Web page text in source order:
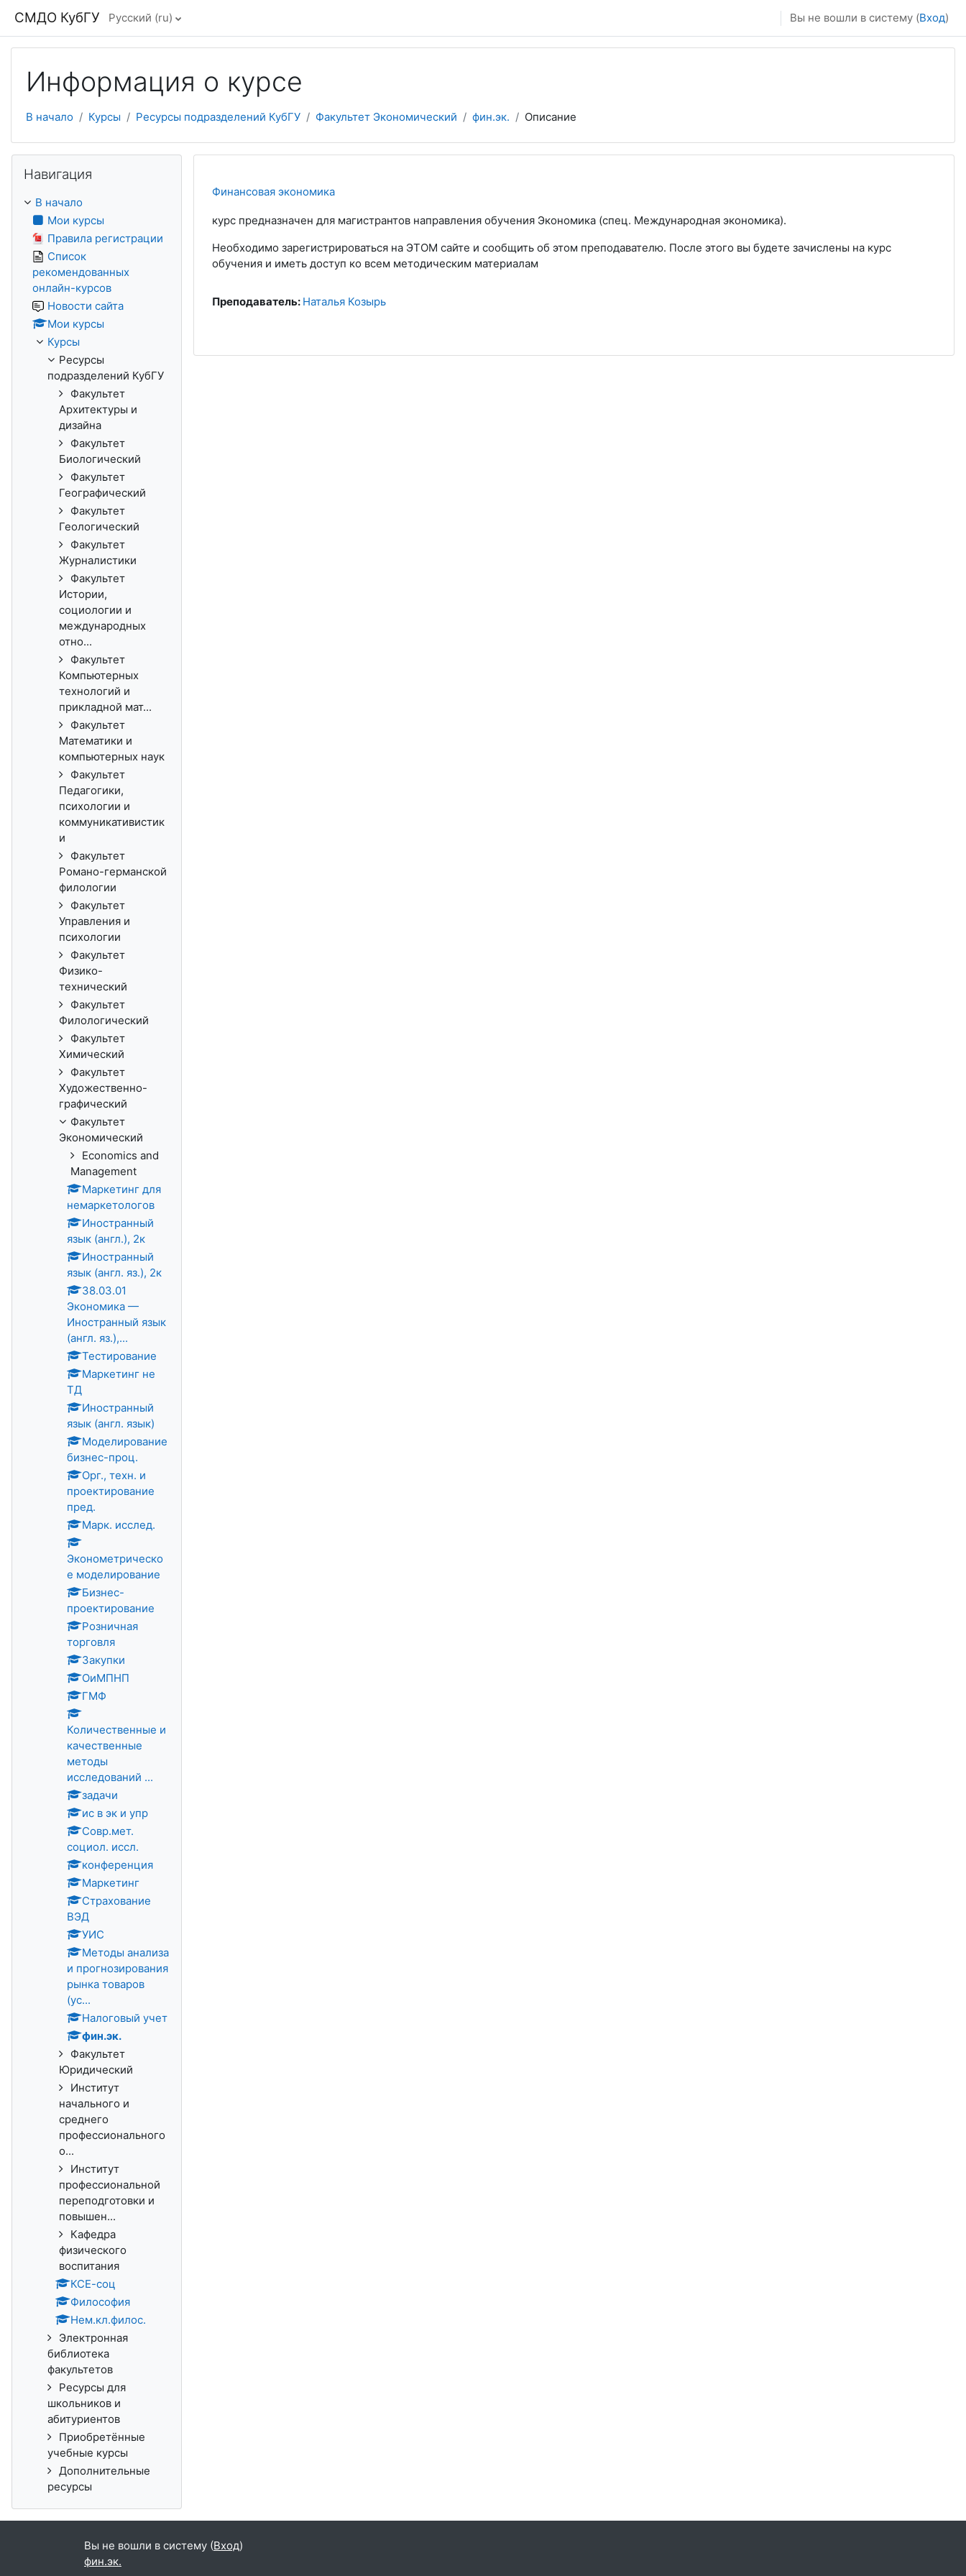
СМДО КубГУ Русский ‎(ru)‎ Вы не вошли в систему (Вход)
Информация о курсе
В начало Курсы Ресурсы подразделений КубГУ Факультет Экономический фин.эк. Описание
Финансовая экономика
курс предназначен для магистрантов направления обучения Экономика (спец. Международная экономика).
Необходимо зарегистрироваться на ЭТОМ сайте и сообщить об этом преподавателю. После этого вы будете зачислены на курс
обучения и иметь доступ ко всем методическим материалам
Преподаватель: Наталья Козырь
Навигация
В начало
Мои курсы
Правила регистрации
Список
рекомендованных
онлайн-курсов
Новости сайта
Мои курсы
Курсы
Ресурсы
подразделений КубГУ
Факультет
Архитектуры и
дизайна
Факультет
Биологический
Факультет
Географический
Факультет
Геологический
Факультет
Журналистики
Факультет
Истории,
социологии и
международных
отно...
Факультет
Компьютерных
технологий и
прикладной мат...
Факультет
Математики и
компьютерных наук
Факультет
Педагогики,
психологии и
коммуникативистик
и
Факультет
Романо-германской
филологии
Факультет
Управления и
психологии
Факультет
Физико-
технический
Факультет
Филологический
Факультет
Химический
Факультет
Художественно-
графический
Факультет
Экономический
Economics and
Management
Маркетинг для
немаркетологов
Иностранный
язык (англ.), 2к
Иностранный
язык (англ. яз.), 2к
38.03.01
Экономика —
Иностранный язык
(англ. яз.),...
Тестирование
Маркетинг не
ТД
Иностранный
язык (англ. язык)
Моделирование
бизнес-проц.
Орг., техн. и
проектирование
пред.
Марк. исслед.
Эконометрическо
е моделирование
Бизнес-
проектирование
Розничная
торговля
Закупки
ОиМПНП
ГМФ
Количественные и
качественные
методы
исследований ...
задачи
ис в эк и упр
Совр.мет.
социол. иссл.
конференция
Маркетинг
Страхование
ВЭД
УИС
Методы анализа
и прогнозирования
рынка товаров
(ус...
Налоговый учет
фин.эк.
Факультет
Юридический
Институт
начального и
среднего
профессионального
о...
Институт
профессиональной
переподготовки и
повышен...
Кафедра
физического
воспитания
КСЕ-соц
Философия
Нем.кл.филос.
Электронная
библиотека
факультетов
Ресурсы для
школьников и
абитуриентов
Приобретённые
учебные курсы
Дополнительные
ресурсы
Вы не вошли в систему (Вход)
фин.эк.